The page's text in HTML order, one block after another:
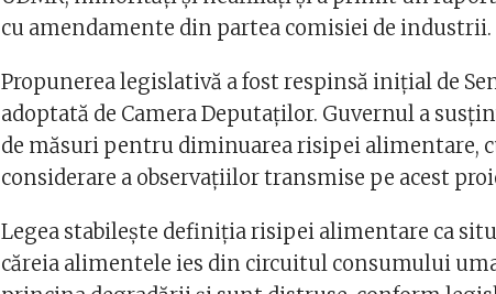
cu amendamente din partea comisiei de industrii.
Propunerea legislativă a fost respinsă iniţial de
adoptată de Camera Deputaţilor. Guvernul a
de măsuri pentru diminuarea risipei alimentare,
considerare a observaţiilor transmise pe acest
Legea stabileşte definiţia risipei alimentare ca
căreia alimentele ies din circuitul consumului